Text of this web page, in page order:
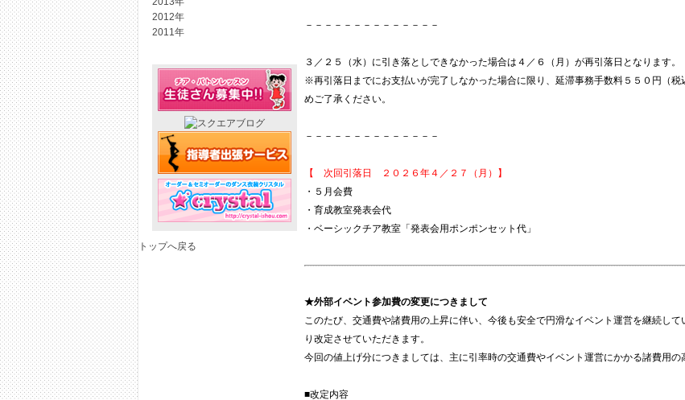
－－－－－－－－－ －－－－－
３／２５（水）に引き落としできなかった場合は４／６（月）が再引落日となります。
※再引落日までにお支払いが完了しなかった場合に限り、延滞事務手数料５５０円（
めご了承ください。
－－－－－－－－－ －－－－－
【 次回引落日 ２０２６年４／２７（月）】
・５月会費
・育成教室発表会代
・ベーシックチア教室「発表会用ポンポンセット代」
★外部イベント参加費の変更につきまして
このたび、交通費や諸費用の上昇に伴い、今後も安全で円滑なイベント運営を継続し
り改定させていただきます。
今回の値上げ分につきましては、主に引率時の交通費やイベント運営にかかる諸費用の
■改定内容
2012年
2011年
トップへ戻る